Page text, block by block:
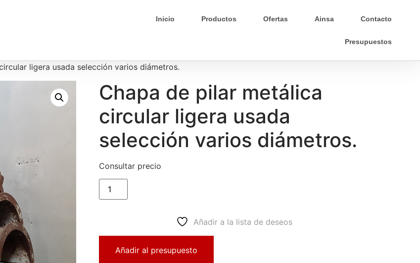
Inicio Productos Ofertas Ainsa Contacto
Presupuestos
ligera usada selección varios diámetros.
Chapa de pilar metálica
circular ligera usada
selección varios diámetros.
Consultar precio
Añadir a la lista de deseos
Añadir al presupuesto